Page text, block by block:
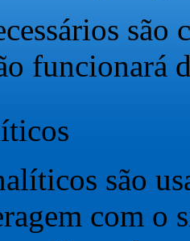
são
funcionará
são
com o